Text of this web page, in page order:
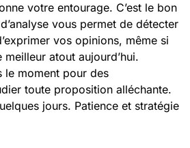
votre entourage. C’est le bon
vous permet de détecter
vos opinions, même si
atout aujourd’hui.
le moment pour des
toute proposition alléchante.
jours. Patience et stratégie